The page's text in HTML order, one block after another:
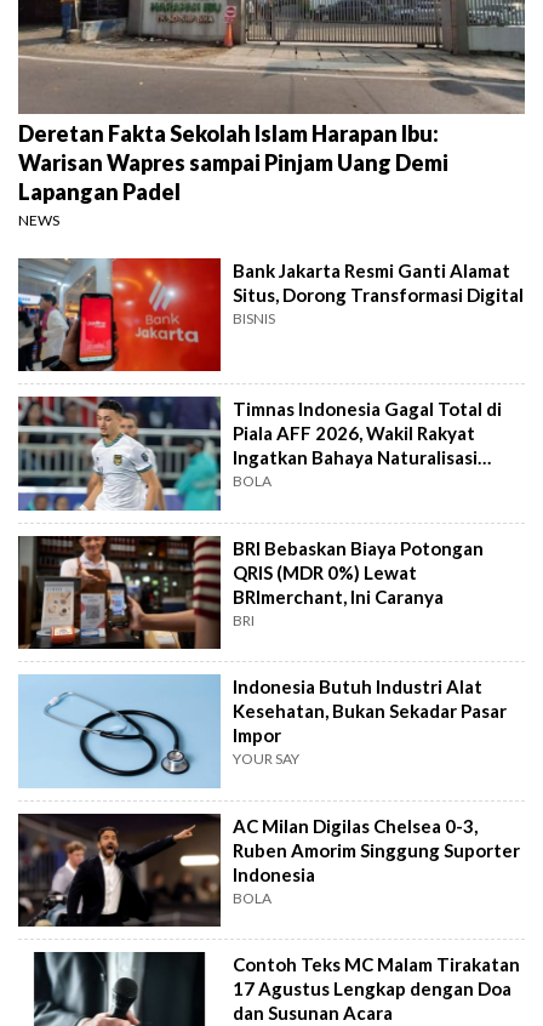
Deretan Fakta Sekolah Islam Harapan Ibu:
Warisan Wapres sampai Pinjam Uang Demi
Lapangan Padel
NEWS
Bank Jakarta Resmi Ganti Alamat
Situs, Dorong Transformasi Digital
BISNIS
Timnas Indonesia Gagal Total di
Piala AFF 2026, Wakil Rakyat
Ingatkan Bahaya Naturalisasi
Instan
BOLA
BRI Bebaskan Biaya Potongan
QRIS (MDR 0%) Lewat
BRImerchant, Ini Caranya
BRI
Indonesia Butuh Industri Alat
Kesehatan, Bukan Sekadar Pasar
Impor
YOUR SAY
AC Milan Digilas Chelsea 0-3,
Ruben Amorim Singgung Suporter
Indonesia
BOLA
Contoh Teks MC Malam Tirakatan
17 Agustus Lengkap dengan Doa
dan Susunan Acara